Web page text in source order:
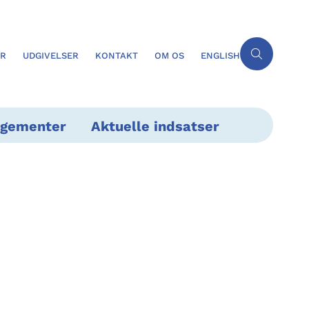
UDGIVELSER KONTAKT OM OS ENGLISH
Aktuelle indsatser